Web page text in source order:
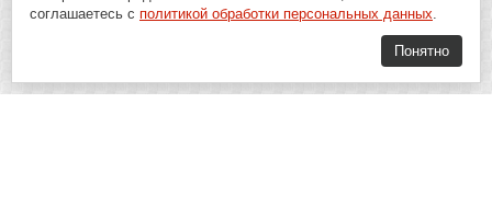
соглашаетесь с политикой обработки персональных данных.
Понятно